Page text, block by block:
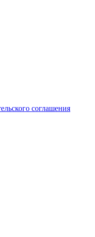
соглашения